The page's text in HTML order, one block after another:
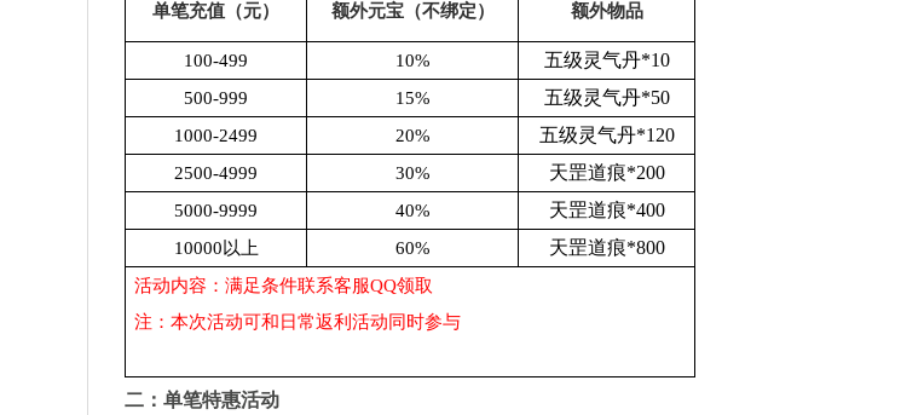
单笔充值（元） 额外元宝（不绑定） 额外物品
100-499 10% 五级灵气丹*10
500-999 15% 五级灵气丹*50
1000-2499 20% 五级灵气丹*120
2500-4999 30% 天罡道痕*200
5000-9999 40% 天罡道痕*400
10000以上 60% 天罡道痕*800
活动内容：满足条件联系客服QQ领取
注：本次活动可和日常返利活动同时参与
二：单笔特惠活动